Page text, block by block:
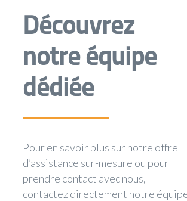
Découvrez
notre équipe
dédiée
Pour en savoir plus sur notre offre
d’assistance sur-mesure ou pour
prendre contact avec nous,
contactez directement notre